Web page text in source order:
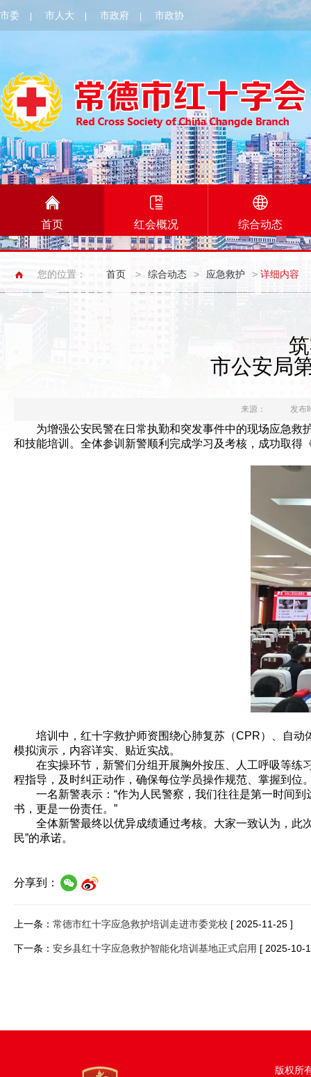
市委 市人大 市政府 市政协
首页 红会概况 综合动态
您的位置： 首页 > 综合动态 > 应急救护 > 详细内容
市公安局
来源： 发布
为增强公安民警在 日常执勤和突发事件中的现场应急救
和技能培训。全体参训新警顺利完成学习及考核，成功取得
培训中，红十字救护师资围绕心肺复苏（CPR）、自
模拟演示，内容详实、贴近实战。
在实操环节，新警们分组开展胸外按压、人工呼吸等练
程指导，及时纠正动作，确保每位学员操作规范、掌握到位
一名新警表示：“作为人民警察 ，我们往往是第一时间到
书，更是一份责任。”
全体新警最终以优异成绩通过考核。大家一致认为，此
民”的承诺。
分享到：
上一条： 常德市红十字应急救护培训走进市委党校 [ 2025-11-25 ]
下一条： 安乡县红十字应急救护智能化培训基地正式启用 [ 2025-10-
版权所